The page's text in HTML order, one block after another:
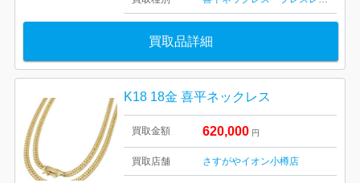
買取品詳細
K18 18金 喜平ネックレス
買取金額 620,000 円
買取店舗 さすがやイオン小樽店